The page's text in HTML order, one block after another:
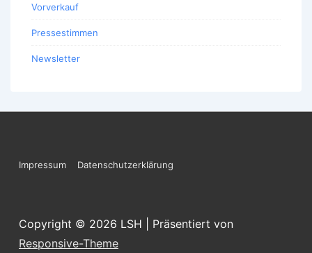
Vorverkauf
Pressestimmen
Newsletter
Footer-
Impressum Datenschutzerklärung
Copyright © 2026 LSH
| Präsentiert von
Responsive-Theme